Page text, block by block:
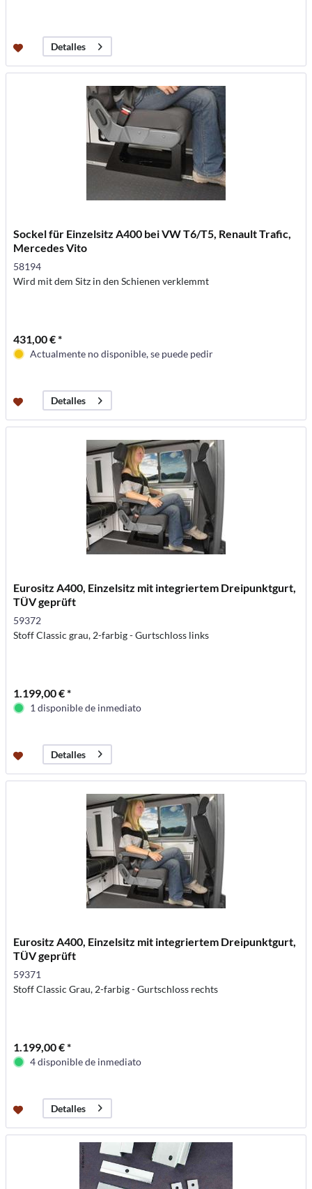
Detalles
Sockel für Einzelsitz A400 bei VW T6/T5, Renault Trafic,
Mercedes Vito
58194
Wird mit dem Sitz in den Schienen verklemmt
431,00 € *
Actualmente no disponible, se puede pedir
Detalles
Eurositz A400, Einzelsitz mit integriertem Dreipunktgurt,
TÜV geprüft
59372
Stoff Classic grau, 2-farbig - Gurtschloss links
1.199,00 € *
1 disponible de inmediato
Detalles
Eurositz A400, Einzelsitz mit integriertem Dreipunktgurt,
TÜV geprüft
59371
Stoff Classic Grau, 2-farbig - Gurtschloss rechts
1.199,00 € *
4 disponible de inmediato
Detalles